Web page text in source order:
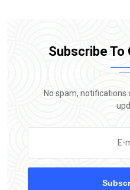
Subscribe
No spam, notifications